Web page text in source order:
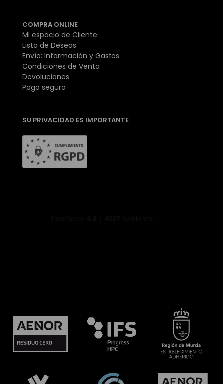
COMPRA ONLINE
Mi espacio de Cliente
Lista de Deseos
Envío: Información y Gastos
Condiciones de Venta
Devoluciones
Pago seguro
SU PRIVACIDAD ES IMPORTANTE